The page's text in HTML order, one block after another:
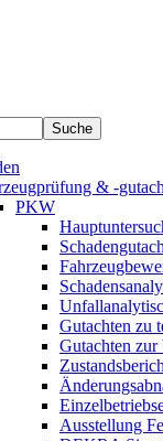
Suche
& -
PKW
Gutachten zu
Gutachten zur
Ausstellung